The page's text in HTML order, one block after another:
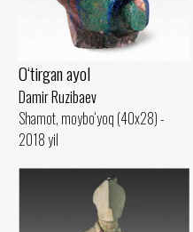
O‘tirgan ayol
Damir Ruzibaev
Shamot, moybo‘yoq (40x28) -
2018 yil